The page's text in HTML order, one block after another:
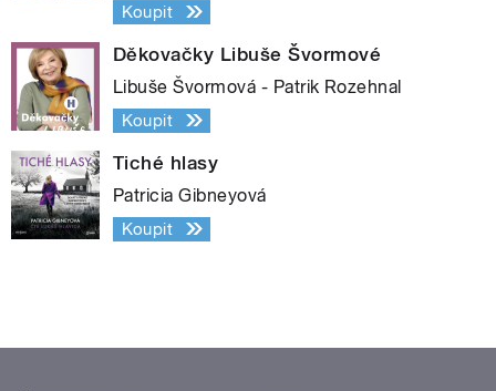
Koupit
Děkovačky Libuše Švormové
Libuše Švormová - Patrik Rozehnal
Koupit
Tiché hlasy
Patricia Gibneyová
Koupit